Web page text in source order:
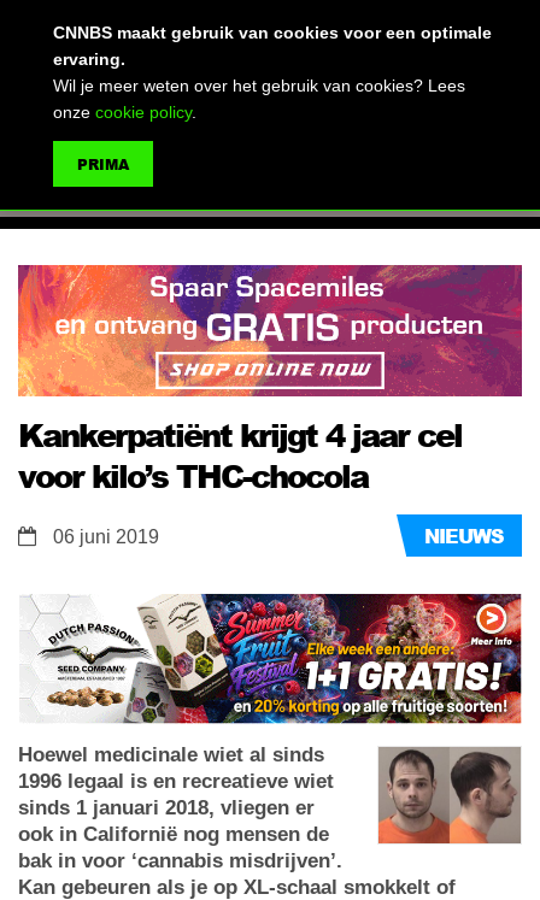
Kankerpatiënt krijgt 4 jaar cel
voor kilo’s THC-chocola
NIEUWS
06 juni 2019
Hoewel medicinale wiet al sinds
1996 legaal is en recreatieve wiet
sinds 1 januari 2018, vliegen er
ook in Californië nog mensen de
bak in voor ‘cannabis misdrijven’.
Kan gebeuren als je op XL-schaal smokkelt of
CNNBS maakt gebruik van cookies voor een optimale
ervaring.
Wil je meer weten over het gebruik van cookies? Lees
onze cookie policy.
PRIMA